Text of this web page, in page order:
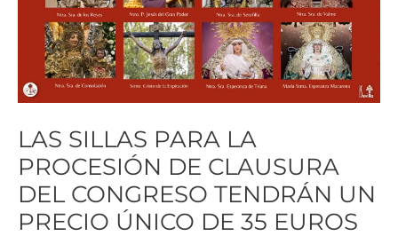
LAS SILLAS PARA LA
PROCESIÓN DE CLAUSURA
DEL CONGRESO TENDRÁN UN
PRECIO ÚNICO DE 35 EUROS
PROCESIÓN
CLAUSURA
DEL
TENDRÁN
UN
PRECIO
ÚNICO
DE